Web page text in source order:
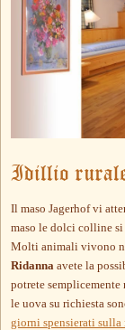
Idillio
Il maso Jagerhof vi
maso le dolci colline
Molti animali vivono
Ridanna avete la
potrete
le uova su richiesta
giorni spensierati sulla